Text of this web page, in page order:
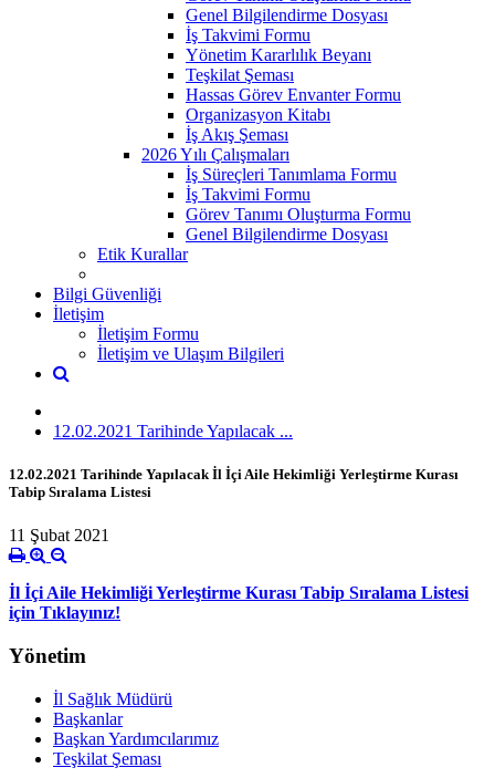
Genel Bilgilendirme Dosyası
İş Takvimi Formu
Yönetim Kararlılık Beyanı
Teşkilat Şeması
Hassas Görev Envanter Formu
Organizasyon Kitabı
İş Akış Şeması
2026 Yılı Çalışmaları
İş Süreçleri Tanımlama Formu
İş Takvimi Formu
Görev Tanımı Oluşturma Formu
Genel Bilgilendirme Dosyası
Etik Kurallar
Bilgi Güvenliği
İletişim
İletişim Formu
İletişim ve Ulaşım Bilgileri
12.02.2021 Tarihinde Yapılacak ...
12.02.2021 Tarihinde Yapılacak İl İçi Aile Hekimliği Yerleştirme Kurası
Tabip Sıralama Listesi
11 Şubat 2021
İl İçi Aile Hekimliği Yerleştirme Kurası Tabip Sıralama Listesi
için Tıklayınız!
Yönetim
İl Sağlık Müdürü
Başkanlar
Başkan Yardımcılarımız
Teşkilat Şeması